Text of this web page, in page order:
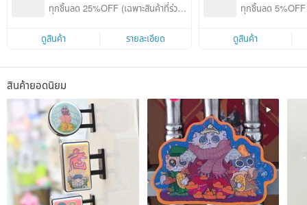
ทุกชิ้นลด 25%OFF (เฉพาะสินค้าที่ร่วมร
ดูสินค้า
รายละเอียด
ทุกชิ้นลด 5%OFF
ดูสินค้า
สินค้ายอดนิยม